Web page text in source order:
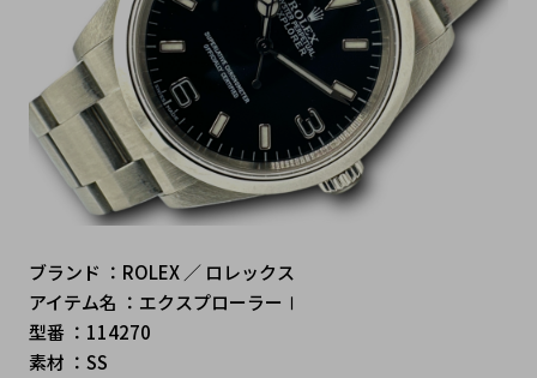
ブランド ：ROLEX ／ ロレックス
アイテム名 ：エクスプローラーⅠ
型番 ：114270
素材 ：SS